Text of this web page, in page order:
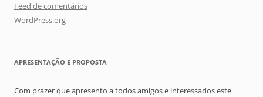
Feed de comentários
WordPress.org
APRESENTAÇÃO E PROPOSTA
Com prazer que apresento a todos amigos e interessados este